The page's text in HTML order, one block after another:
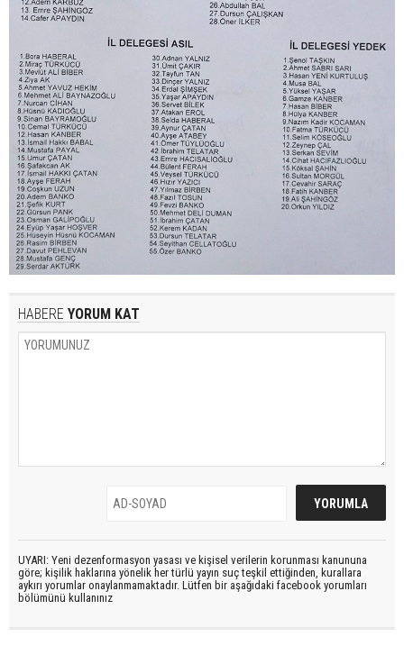
HABERE YORUM KAT
UYARI: Yeni dezenformasyon yasası ve kişisel verilerin korunması kanununa
göre; kişilik haklarına yönelik her türlü yayın suç teşkil ettiğinden, kurallara
aykırı yorumlar onaylanmamaktadır. Lütfen bir aşağıdaki facebook yorumları
bölümünü kullanınız